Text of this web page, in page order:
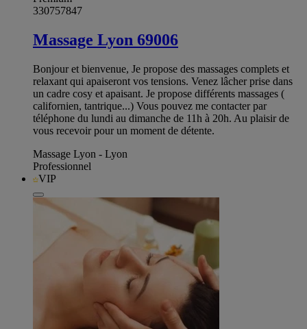
330757847
Massage Lyon 69006
Bonjour et bienvenue, Je propose des massages complets et
relaxant qui apaiseront vos tensions. Venez lâcher prise dans
un cadre cosy et apaisant. Je propose différents massages (
californien, tantrique...) Vous pouvez me contacter par
téléphone du lundi au dimanche de 11h à 20h. Au plaisir de
vous recevoir pour un moment de détente.
Massage Lyon - Lyon
Professionnel
VIP